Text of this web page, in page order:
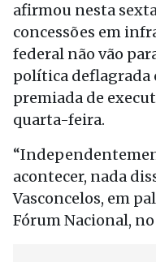
afirmou nesta
concessões em
federal não vão
política deflagrada
premiada de
quarta-feira.
acontecer, nada
Vasconcelos, em
Fórum Nacional, no